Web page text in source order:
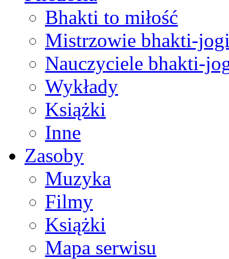
Bhakti to miłość
Mistrzowie bhakti-
Nauczyciele bhakti-
Wykłady
Książki
Inne
Zasoby
Muzyka
Filmy
Książki
Mapa serwisu